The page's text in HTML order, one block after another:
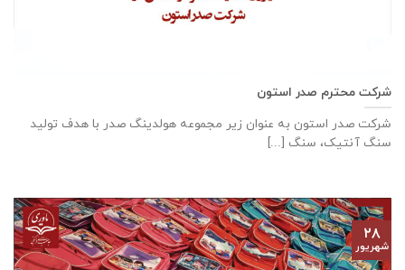
شرکت محترم صدر استون
شرکت صدر استون به عنوان زیر مجموعه هولدینگ صدر با هدف تولید
سنگ آنتیک، سنگ [...]
۲۸
شهریور